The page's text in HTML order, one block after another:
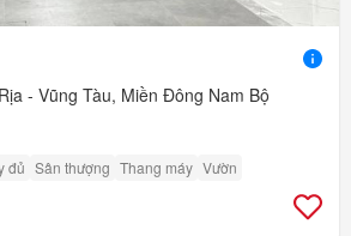
- Vũng Tàu, Miền Đông Nam Bộ
đủ Sân thượng Thang máy Vườn